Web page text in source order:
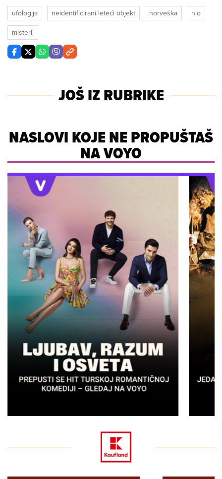
ufologija neidentificirani leteći objekt norveška
nlo
misterij
JOŠ IZ RUBRIKE
NASLOVI KOJE NE PROPUŠTAŠ
NA VOYO